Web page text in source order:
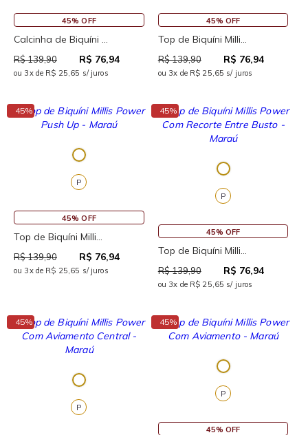
45% OFF
Calcinha de Biquíni ...
R$ 139,90 R$ 76,94
ou 3x de R$ 25,65 s/ juros
45% OFF
Top de Biquíni Milli...
R$ 139,90 R$ 76,94
ou 3x de R$ 25,65 s/ juros
45%
P
45% OFF
Top de Biquíni Milli...
R$ 139,90 R$ 76,94
ou 3x de R$ 25,65 s/ juros
45%
P
45% OFF
Top de Biquíni Milli...
R$ 139,90 R$ 76,94
ou 3x de R$ 25,65 s/ juros
45%
P
45%
P
45% OFF